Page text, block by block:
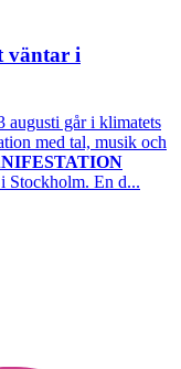
väntar i
augusti går i klimatets
med tal, musik och
Stockholm. En d...